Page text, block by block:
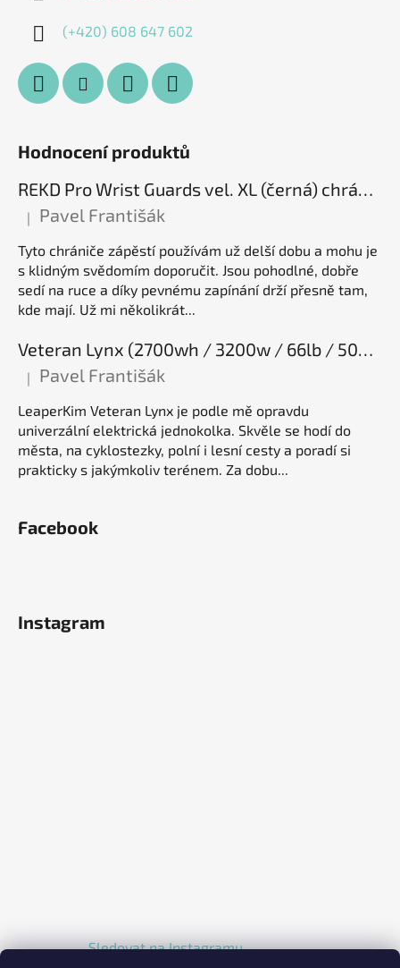
(+420) 608 647 602
Hodnocení produktů
REKD Pro Wrist Guards vel. XL (černá) chrániče zápěstí
Hodnocení produktu je 5 z 5 hvězdiček.
| Pavel Františák
Tyto chrániče zápěstí používám už delší dobu a mohu je
s klidným svědomím doporučit. Jsou pohodlné, dobře
sedí na ruce a díky pevnému zapínání drží přesně tam,
kde mají. Už mi několikrát...
Veteran Lynx (2700wh / 3200w / 66lb / 50E), elektrická jednokolka
Hodnocení produktu je 5 z 5 hvězdiček.
| Pavel Františák
LeaperKim Veteran Lynx je podle mě opravdu
univerzální elektrická jednokolka. Skvěle se hodí do
města, na cyklostezky, polní i lesní cesty a poradí si
prakticky s jakýmkoliv terénem. Za dobu...
Facebook
Instagram
Sledovat na Instagramu